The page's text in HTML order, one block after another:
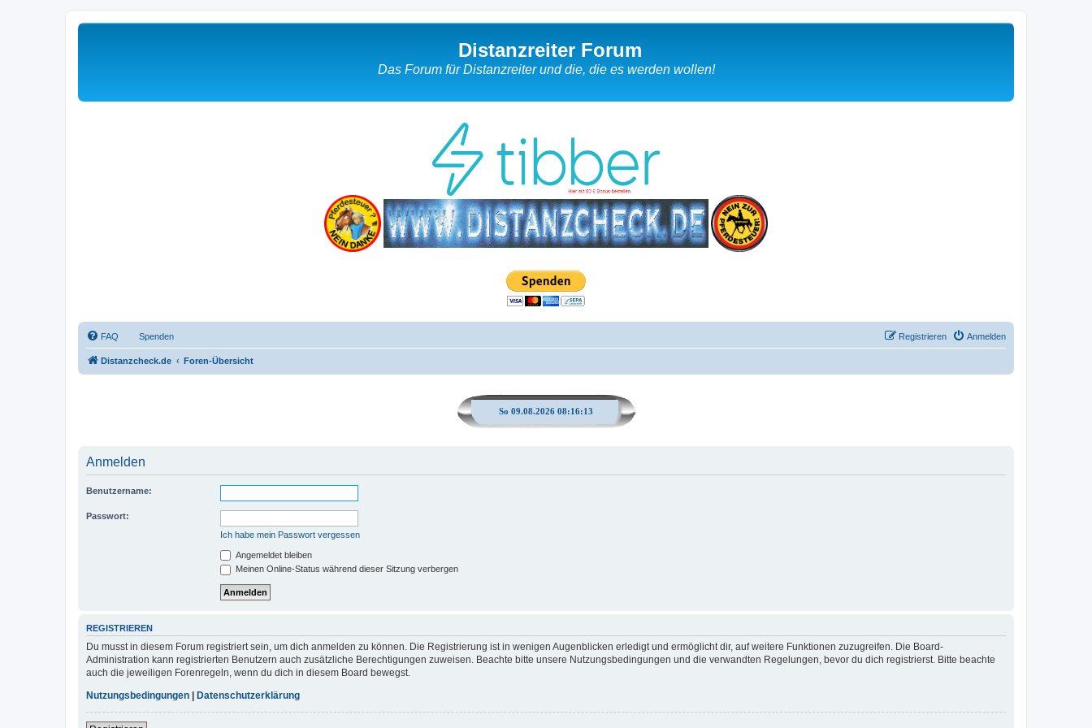
Distanzreiter Forum
Das Forum für Distanzreiter und die, die es werden wollen!
FAQ Spenden Anmelden
Registrieren
Distanzcheck.de Foren-Übersicht
So 09.08.2026 08:16:13
Anmelden
Benutzername:
Passwort:
Ich habe mein Passwort vergessen
Angemeldet bleiben
Meinen Online-Status während dieser Sitzung verbergen
REGISTRIEREN
Du musst in diesem Forum registriert sein, um dich anmelden zu können. Die Registrierung ist in wenigen Augenblicken erledigt und ermöglicht dir, auf weitere Funktionen zuzugreifen. Die Board-
Administration kann registrierten Benutzern auch zusätzliche Berechtigungen zuweisen. Beachte bitte unsere Nutzungsbedingungen und die verwandten Regelungen, bevor du dich registrierst. Bitte beachte
auch die jeweiligen Forenregeln, wenn du dich in diesem Board bewegst.
Nutzungsbedingungen
Datenschutzerklärung